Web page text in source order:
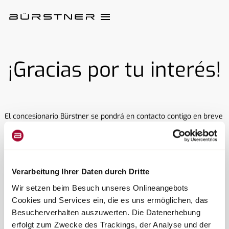
Verarbeitung Ihrer Daten durch Dritte
Wir setzen beim Besuch unseres Onlineangebots
Cookies und Services ein, die es uns ermöglichen, das
Besucherverhalten auszuwerten. Die Datenerhebung
erfolgt zum Zwecke des Trackings, der Analyse und der
¡Gracias por tu interés!
El concesionario Bürstner se pondrá en contacto contigo en breve
para programar una cita y proporcionarte toda la información
importante sobre la visita.
asesoramiento personal.